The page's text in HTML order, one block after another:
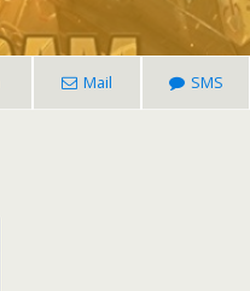
Mail SMS